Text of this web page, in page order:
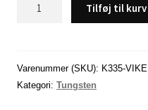
28
gram
Tilføj til kurv
Varenummer (SKU): K335-VIKE
Kategori:Tungsten